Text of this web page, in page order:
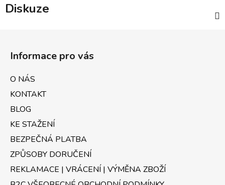
Diskuze
Informace pro vás
O NÁS
KONTAKT
BLOG
KE STAŽENÍ
BEZPEČNÁ PLATBA
ZPŮSOBY DORUČENÍ
REKLAMACE | VRÁCENÍ | VÝMĚNA ZBOŽÍ